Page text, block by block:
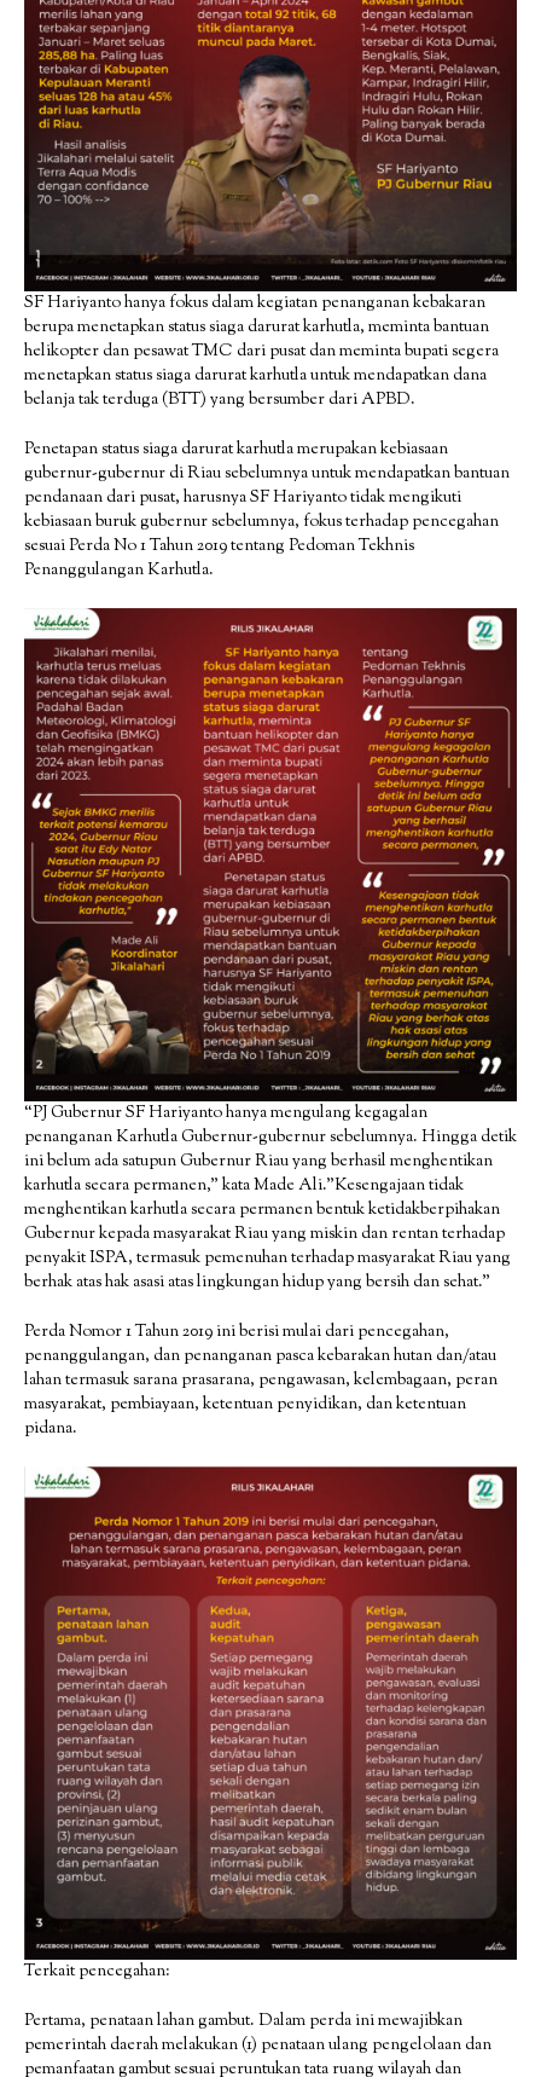
SF Hariyanto hanya fokus dalam kegiatan penanganan kebakaran
berupa menetapkan status siaga darurat karhutla, meminta bantuan
helikopter dan pesawat TMC dari pusat dan meminta bupati segera
menetapkan status siaga darurat karhutla untuk mendapatkan dana
belanja tak terduga (BTT) yang bersumber dari APBD.
Penetapan status siaga darurat karhutla merupakan kebiasaan
gubernur-gubernur di Riau sebelumnya untuk mendapatkan bantuan
pendanaan dari pusat, harusnya SF Hariyanto tidak mengikuti
kebiasaan buruk gubernur sebelumnya, fokus terhadap pencegahan
sesuai Perda No 1 Tahun 2019 tentang Pedoman Tekhnis
Penanggulangan Karhutla.
“PJ Gubernur SF Hariyanto hanya mengulang kegagalan
penanganan Karhutla Gubernur-gubernur sebelumnya. Hingga detik
ini belum ada satupun Gubernur Riau yang berhasil menghentikan
karhutla secara permanen,” kata Made Ali.”Kesengajaan tidak
menghentikan karhutla secara permanen bentuk ketidakberpihakan
Gubernur kepada masyarakat Riau yang miskin dan rentan terhadap
penyakit ISPA, termasuk pemenuhan terhadap masyarakat Riau yang
berhak atas hak asasi atas lingkungan hidup yang bersih dan sehat.”
Perda Nomor 1 Tahun 2019 ini berisi mulai dari pencegahan,
penanggulangan, dan penanganan pasca kebarakan hutan dan/atau
lahan termasuk sarana prasarana, pengawasan, kelembagaan, peran
masyarakat, pembiayaan, ketentuan penyidikan, dan ketentuan
pidana.
Terkait pencegahan:
Pertama, penataan lahan gambut. Dalam perda ini mewajibkan
pemerintah daerah melakukan (1) penataan ulang pengelolaan dan
pemanfaatan gambut sesuai peruntukan tata ruang wilayah dan